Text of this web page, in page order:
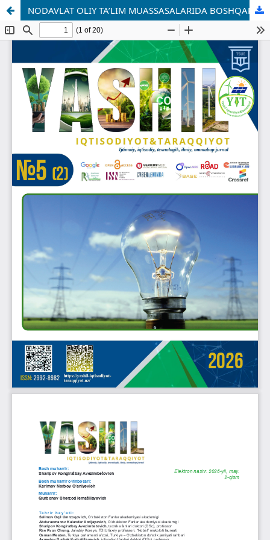
NODAVLAT OLIY TA’LIM MUASSASALARIDA BOSHQARUV HISOBI TIZIMINI BARQAROR RIVOJLANISH VA RAQOBATBARDOSHLIKNI TA’MINLASH MEXANIZMI SIFATIDA TRANSFORMATSIYA QILISH